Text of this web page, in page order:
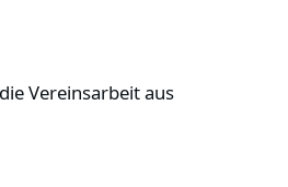
Vereinsarbeit aus